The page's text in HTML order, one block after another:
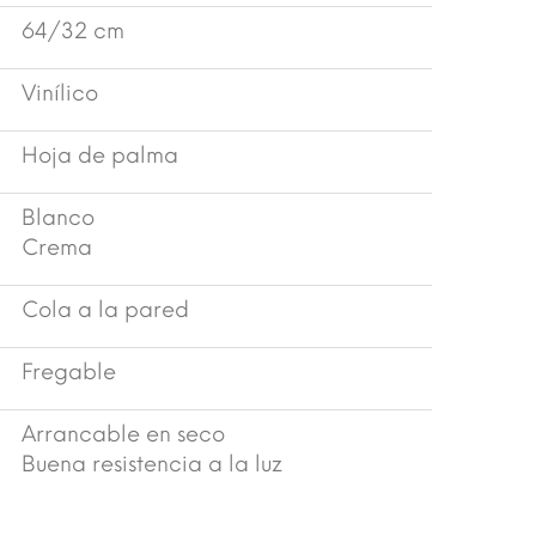
64/32 cm
Vinílico
Hoja de palma
Blanco
Crema
Cola a la pared
Fregable
Arrancable en seco
Buena resistencia a la luz